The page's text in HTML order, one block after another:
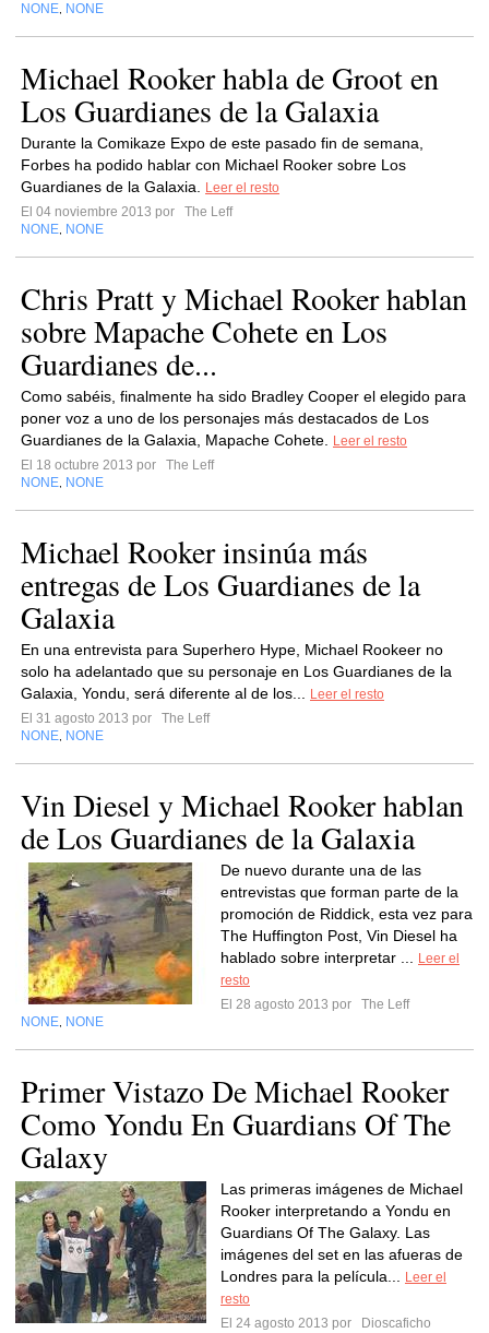
NONE NONE
Michael Rooker habla de Groot en
Los Guardianes de la Galaxia
Durante la Comikaze Expo de este pasado fin de semana,
Forbes ha podido hablar con Michael Rooker sobre Los
Guardianes de la Galaxia.
Leer el resto
El 04 noviembre 2013 por
The Leff
NONE NONE
Chris Pratt y Michael Rooker hablan
sobre Mapache Cohete en Los
Guardianes de...
Como sabéis, finalmente ha sido Bradley Cooper el elegido para
poner voz a uno de los personajes más destacados de Los
Guardianes de la Galaxia, Mapache Cohete.
Leer el resto
El 18 octubre 2013 por
The Leff
NONE NONE
Michael Rooker insinúa más
entregas de Los Guardianes de la
Galaxia
En una entrevista para Superhero Hype, Michael Rookeer no
solo ha adelantado que su personaje en Los Guardianes de la
Galaxia, Yondu, será diferente al de los...
Leer el resto
El 31 agosto 2013 por
The Leff
NONE NONE
Vin Diesel y Michael Rooker hablan
de Los Guardianes de la Galaxia
De nuevo durante una de las
entrevistas que forman parte de la
promoción de Riddick, esta vez para
The Huffington Post, Vin Diesel ha
hablado sobre interpretar ...
Leer el
resto
El 28 agosto 2013 por
The Leff
NONE NONE
Primer Vistazo De Michael Rooker
Como Yondu En Guardians Of The
Galaxy
Las primeras imágenes de Michael
Rooker interpretando a Yondu en
Guardians Of The Galaxy. Las
imágenes del set en las afueras de
Londres para la película...
Leer el
resto
El 24 agosto 2013 por
Dioscaficho